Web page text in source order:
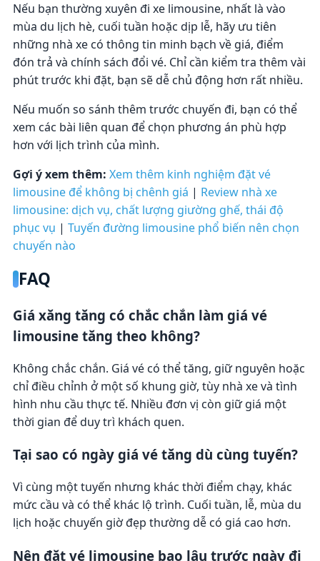
Nếu bạn thường xuyên đi xe limousine, nhất là vào
mùa du lịch hè, cuối tuần hoặc dịp lễ, hãy ưu tiên
những nhà xe có thông tin minh bạch về giá, điểm
đón trả và chính sách đổi vé. Chỉ cần kiểm tra thêm vài
phút trước khi đặt, bạn sẽ dễ chủ động hơn rất nhiều.
Nếu muốn so sánh thêm trước chuyến đi, bạn có thể
xem các bài liên quan để chọn phương án phù hợp
hơn với lịch trình của mình.
Gợi ý xem thêm: Xem thêm kinh nghiệm đặt vé
limousine để không bị chênh giá | Review nhà xe
limousine: dịch vụ, chất lượng giường ghế, thái độ
phục vụ | Tuyến đường limousine phổ biến nên chọn
chuyến nào
FAQ
Giá xăng tăng có chắc chắn làm giá vé
limousine tăng theo không?
Không chắc chắn. Giá vé có thể tăng, giữ nguyên hoặc
chỉ điều chỉnh ở một số khung giờ, tùy nhà xe và tình
hình nhu cầu thực tế. Nhiều đơn vị còn giữ giá một
thời gian để duy trì khách quen.
Tại sao có ngày giá vé tăng dù cùng tuyến?
Vì cùng một tuyến nhưng khác thời điểm chạy, khác
mức cầu và có thể khác lộ trình. Cuối tuần, lễ, mùa du
lịch hoặc chuyến giờ đẹp thường dễ có giá cao hơn.
Nên đặt vé limousine bao lâu trước ngày đi